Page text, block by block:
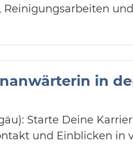
in
Starte Deine
und Einblicken in